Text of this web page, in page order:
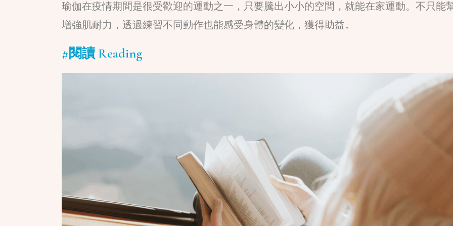
瑜伽在疫情期間是很受歡迎的運動之一，只要騰出小小的空間，就能在家運動。不只能
增強肌耐力，透過練習不同動作也能感受身體的變化，獲得助益。
#閱讀 Reading